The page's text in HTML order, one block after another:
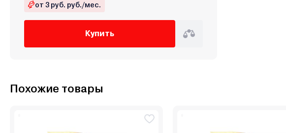
от 3 руб. руб./мес.
Купить
Похожие товары